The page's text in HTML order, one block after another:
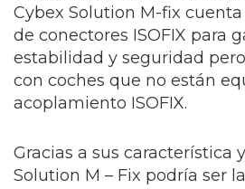
Cybex Solution M-fix
de conectores ISOFIX para
estabilidad y seguridad
con coches que no están
acoplamiento ISOFIX.
Gracias a sus característica
Solution M – Fix podría ser